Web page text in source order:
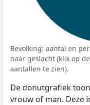
Bevolking: aantal en
naar geslacht (klik op
aantallen te zien).
De donutgrafiek
vrouw of man. Deze